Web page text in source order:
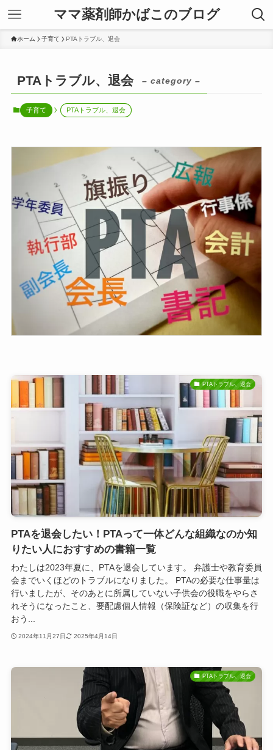
ママ薬剤師かばこのブログ
ホーム 子育て PTAトラブル、退会
PTAトラブル、退会 – category –
子育て PTAトラブル、退会
PTAトラブル、退会
PTAを退会したい！PTAって一体どんな組織なのか知
りたい人におすすめの書籍一覧
わたしは2023年夏に、PTAを退会しています。 弁護士や教育委員
会までいくほどのトラブルになりました。 PTAの必要な仕事量は
行いましたが、そのあとに所属していない子供会の役職をやらさ
れそうになったこと、要配慮個人情報（保険証など）の収集を行
おう...
2024年11月27日 2025年4月14日
PTAトラブル、退会